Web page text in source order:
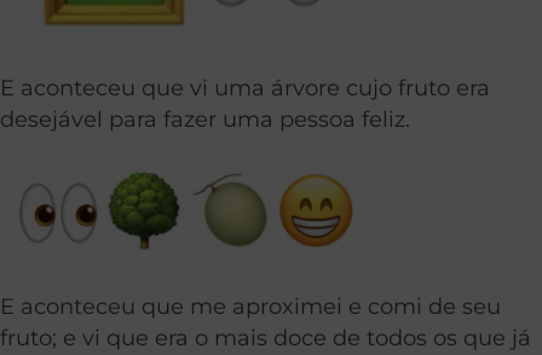
E aconteceu que vi uma árvore cujo fruto era
desejável para fazer uma pessoa feliz.
E aconteceu que me aproximei e comi de seu
fruto; e vi que era o mais doce de todos os que já